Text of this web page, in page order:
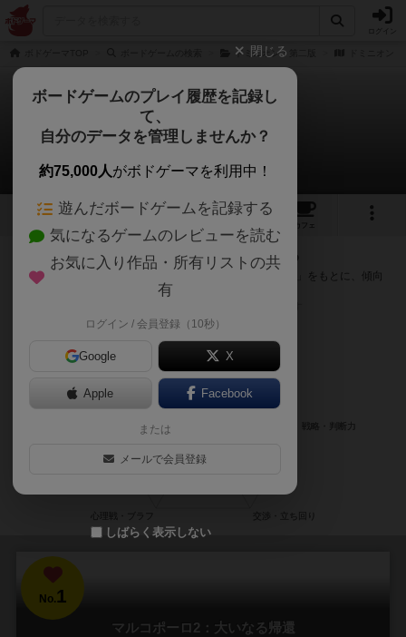
ドミニオン：第二版
ドミニオン：陰謀
次のおすすめボードゲーム
1 10
カフェ
『ドミニオン：陰謀』が好きな方へのおすすめ
このゲームのトップページで投票された「プレイ感の評価」をもとに、傾向
が近いボードゲームをランキング形式で紹介します。
No.1
マルコポーロ2：大いなる帰還
閉じる
ボードゲームのプレイ履歴を記録し
て、
自分のデータを管理しませんか？
約75,000人がボドゲーマを利用中！
遊んだボードゲームを記録する
気になるゲームのレビューを読む
お気に入り作品・所有リストの共
有
ログイン / 会員登録（10秒）
Google X
Apple Facebook
または
メールで会員登録
しばらく表示しない